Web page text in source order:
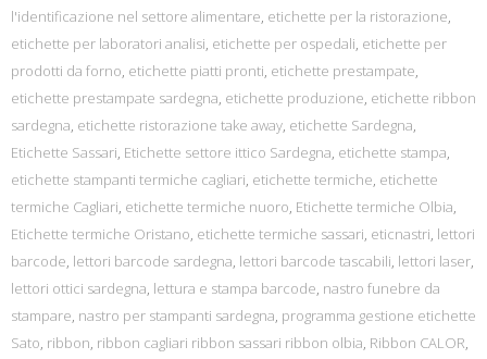
l'identificazione nel settore alimentare, etichette per la ristorazione,
etichette per laboratori analisi, etichette per ospedali, etichette per
prodotti da forno, etichette piatti pronti, etichette prestampate,
etichette prestampate sardegna, etichette produzione, etichette ribbon
sardegna, etichette ristorazione take away, etichette Sardegna,
Etichette Sassari, Etichette settore ittico Sardegna, etichette stampa,
etichette stampanti termiche cagliari, etichette termiche, etichette
termiche Cagliari, etichette termiche nuoro, Etichette termiche Olbia,
Etichette termiche Oristano, etichette termiche sassari, eticnastri, lettori
barcode, lettori barcode sardegna, lettori barcode tascabili, lettori laser,
lettori ottici sardegna, lettura e stampa barcode, nastro funebre da
stampare, nastro per stampanti sardegna, programma gestione etichette
Sato, ribbon, ribbon cagliari ribbon sassari ribbon olbia, Ribbon CALOR,